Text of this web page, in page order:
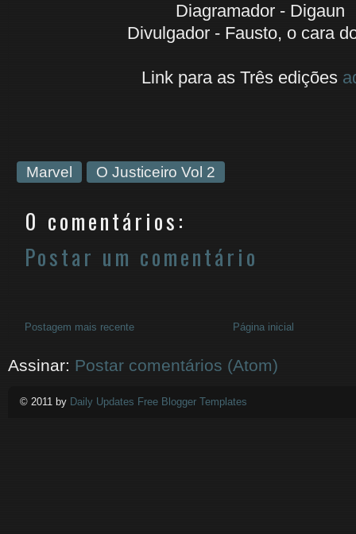
Diagramador - Digaun
Divulgador - Fausto, o cara
Link para as Três edições
Marvel O Justiceiro Vol 2
0 comentários:
Postar um comentário
Postagem mais recente Página inicial
Assinar: Postar comentários (Atom)
© 2011 by Daily Updates Free Blogger Templates